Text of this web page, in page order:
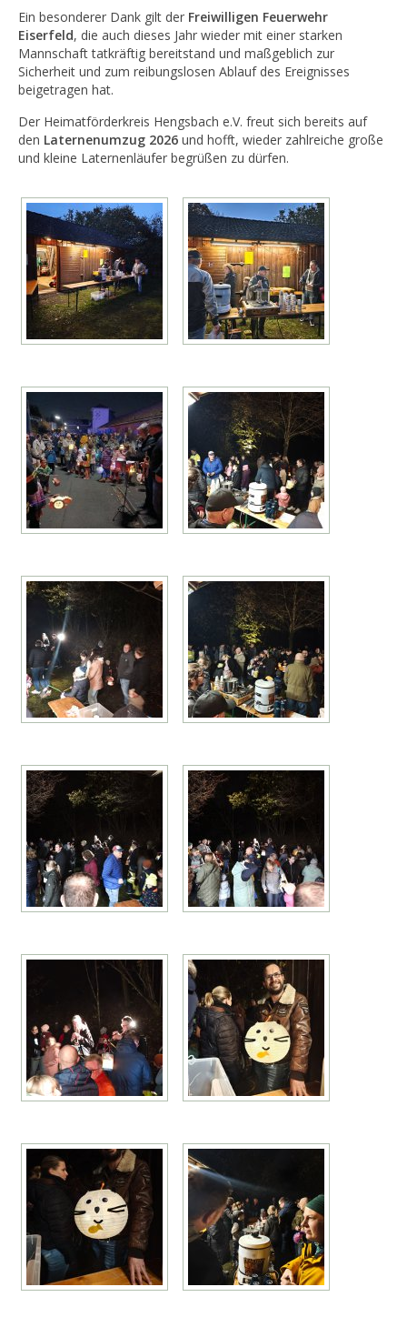
Ein besonderer Dank gilt der Freiwilligen Feuerwehr
Eiserfeld, die auch dieses Jahr wieder mit einer starken
Mannschaft tatkräftig bereitstand und maßgeblich zur
Sicherheit und zum reibungslosen Ablauf des Ereignisses
beigetragen hat.
Der Heimatförderkreis Hengsbach e.V. freut sich bereits auf
den Laternenumzug 2026 und hofft, wieder zahlreiche große
und kleine Laternenläufer begrüßen zu dürfen.